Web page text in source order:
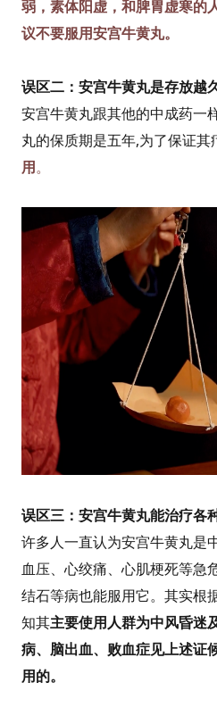
弱，素体阳虚，和脾胃虚寒的
议不要服用安宫牛黄丸。
误区二：安宫牛黄丸是存放越
安宫牛黄丸跟其他的中成药一
丸的保质期是五年,为了保证其
用。
误区三：安宫牛黄丸能治疗各
许多人一直认为安宫牛黄丸是
血压、心绞痛、心肌梗死等急
结石等病也能服用它。其实根
知其主要使用人群为中风昏迷
病、脑出血、败血症见上述证
用的。